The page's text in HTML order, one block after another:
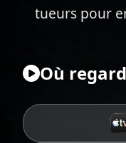
tueurs pour
Où